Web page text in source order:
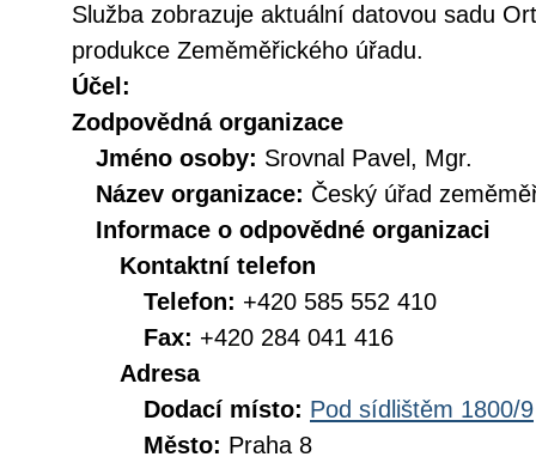
Služba zobrazuje aktuální datovou sadu
produkce Zeměměřického úřadu.
Účel:
Zodpovědná organizace
Jméno osoby: Srovnal Pavel, Mgr.
Název organizace: Český úřad
Informace o odpovědné organizaci
Kontaktní telefon
Telefon: +420 585 552 410
Fax: +420 284 041 416
Adresa
Dodací místo: Pod sídlištěm 1800/9
Město: Praha 8